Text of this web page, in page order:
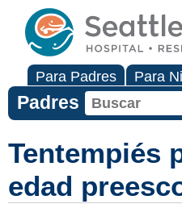
Para Padres Para
Padres
Tentempiés
edad